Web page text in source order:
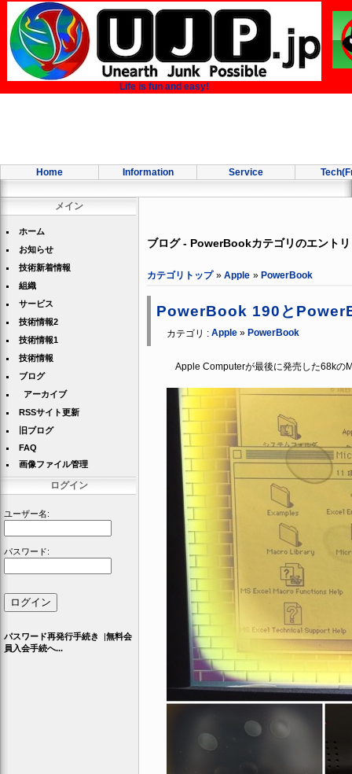
Life is fun and easy!
Home Information Service
メイン
ホーム
お知らせ
技術新着情報
組織
サービス
技術情報2
技術情報1
技術情報
ブログ
アーカイブ
RSSサイト更新
旧ブログ
FAQ
画像ファイル管理
ログイン
ユーザー名:
パスワード:
パスワード再発行手続き |無料会
員入会手続へ...
ブログ - PowerBookカテゴリのエントリ
カテゴリトップ »Apple » PowerBook
PowerBook 190と
カテゴリ : Apple » PowerBook
Apple Computerが最後に発売した68kの